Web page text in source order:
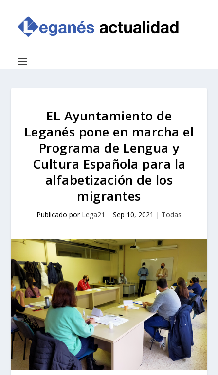
EL Ayuntamiento de
Leganés pone en marcha el
Programa de Lengua y
Cultura Española para la
alfabetización de los
migrantes
Publicado por Lega21 | Sep 10, 2021 | Todas